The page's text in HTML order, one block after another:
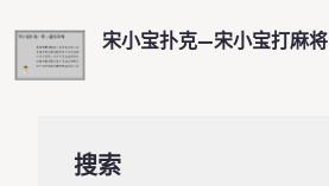
宋小宝扑克—宋小宝打麻将
搜索